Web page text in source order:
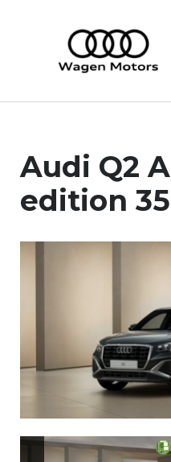
Audi Q2
edition 35